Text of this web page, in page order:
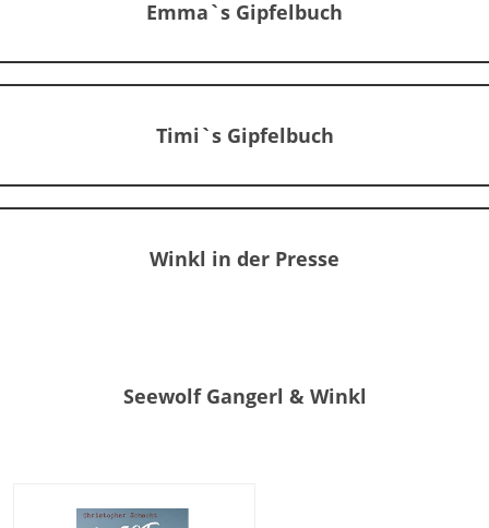
Emma`s Gipfelbuch
Timi`s Gipfelbuch
Winkl in der Presse
Seewolf Gangerl & Winkl